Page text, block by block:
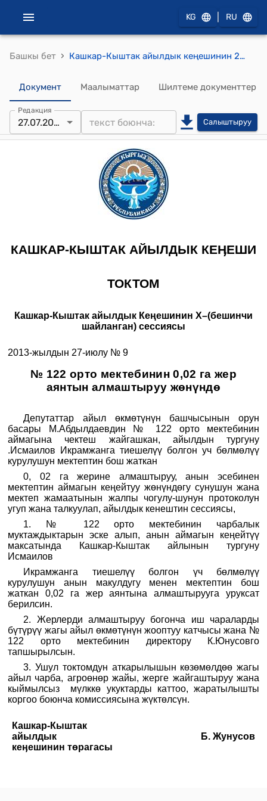
KG RU
Башкы бет › Кашкар-Кыштак айылдык кеңешинин 2013-жылдын 27-июлундагы № 9 "№ 122 орто мектебинин 0,02 га жер аянтын алмаштыруу жөнүндө" токтому
Документ Маалыматтар Шилтеме документтер
Редакция
27.07.2013 Салыштыруу